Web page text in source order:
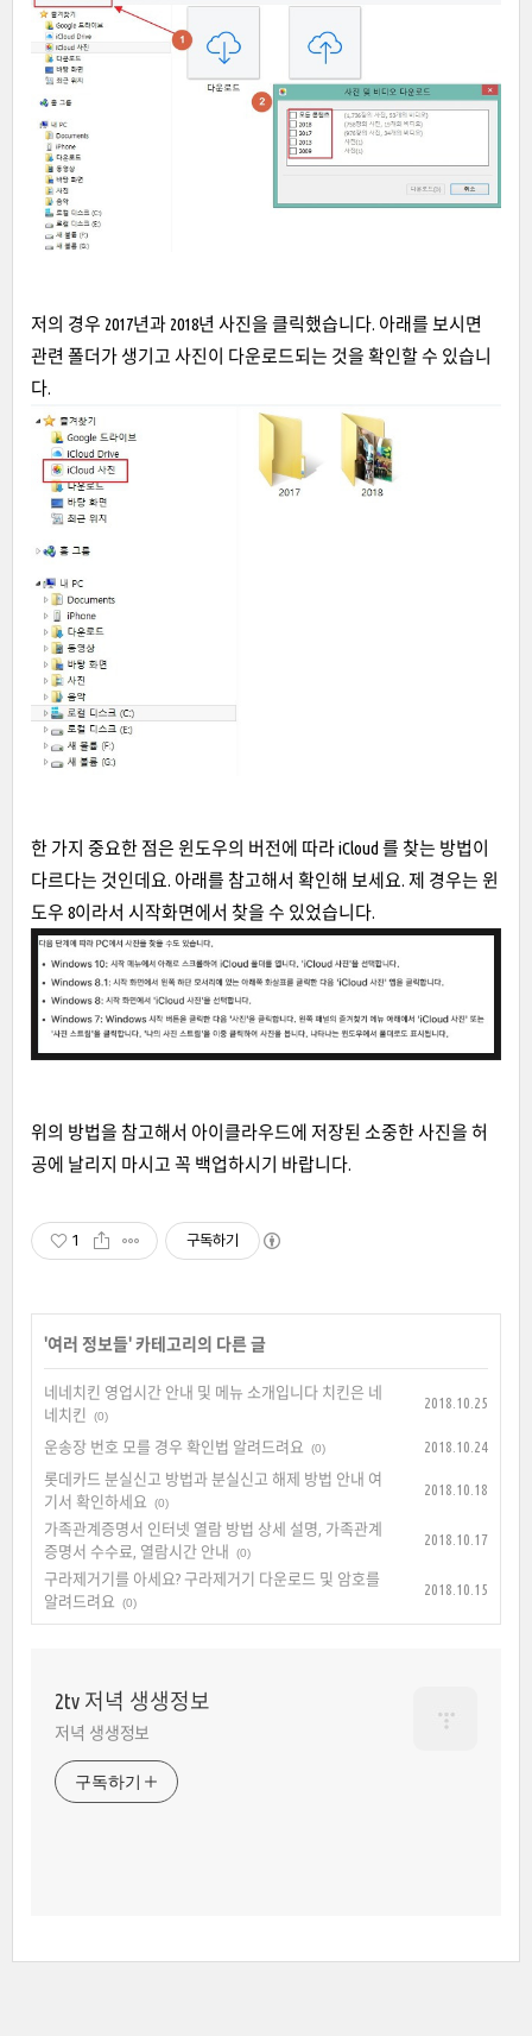
저의 경우 2017년과 2018년 사진을 클릭했습니다. 아래를 보시면
관련 폴더가 생기고 사진이 다운로드되는 것을 확인할 수 있습니
다.
한 가지 중요한 점은 윈도우의 버전에 따라 iCloud 를 찾는 방법이
다르다는 것인데요. 아래를 참고해서 확인해 보세요. 제 경우는 윈
도우 8이라서 시작화면에서 찾을 수 있었습니다.
위의 방법을 참고해서 아이클라우드에 저장된 소중한 사진을 허
공에 날리지 마시고 꼭 백업하시기 바랍니다.
1 구독하기
'여러 정보들' 카테고리의 다른 글
네네치킨 영업시간 안내 및 메뉴 소개입니다 치킨은 네
네치킨
(0)
2018.10.25
운송장 번호 모를 경우 확인법 알려드려요 (0)
2018.10.24
롯데카드 분실신고 방법과 분실신고 해제 방법 안내 여
기서 확인하세요
(0)
2018.10.18
가족관계증명서 인터넷 열람 방법 상세 설명, 가족관계
증명서 수수료, 열람시간 안내
(0)
2018.10.17
구라제거기를 아세요? 구라제거기 다운로드 및 암호를
알려드려요
(0)
2018.10.15
2tv 저녁 생생정보
저녁 생생정보
구독하기